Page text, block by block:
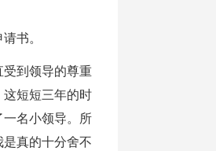
书。
到领导的尊重
短短三年的时
名小领导。所
真的十分舍不